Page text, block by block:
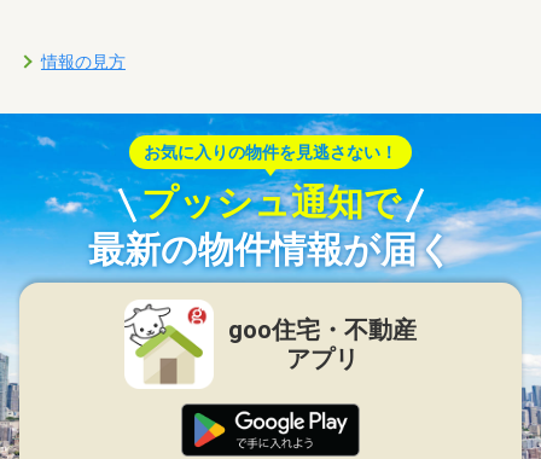
情報の見方
お気に入りの物件を見逃さない！
プッシュ通知で
最新の物件情報が届く
goo住宅・不動産
アプリ